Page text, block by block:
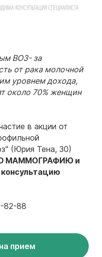
ВОЗ- за
от рака молочной
уровнем дохода,
около 70% женщин
в акции от
(Юрия Тена, 30)
МАММОГРАФИЮ и
82-88
прием